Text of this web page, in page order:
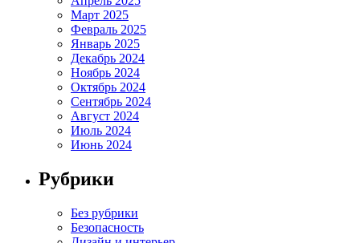
Март 2025
Февраль 2025
Январь 2025
Декабрь 2024
Ноябрь 2024
Октябрь 2024
Сентябрь 2024
Август 2024
Июль 2024
Июнь 2024
Рубрики
Без рубрики
Безопасность